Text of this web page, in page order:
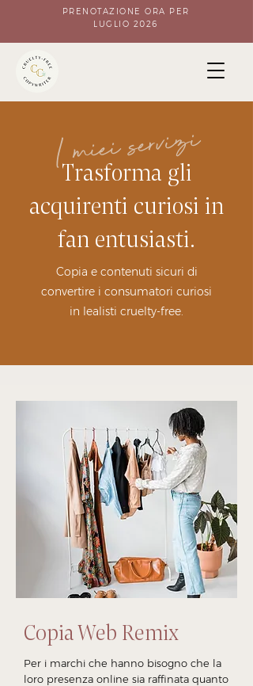
PRENOTAZIONE ORA PER
LUGLIO 2026
I miei servizi
Trasforma gli
acquirenti curiosi in
fan entusiasti.
Copia e contenuti sicuri di
convertire i consumatori curiosi
in lealisti cruelty-free.
Copia Web Remix
Per i marchi che hanno bisogno che la
loro presenza online sia raffinata quanto